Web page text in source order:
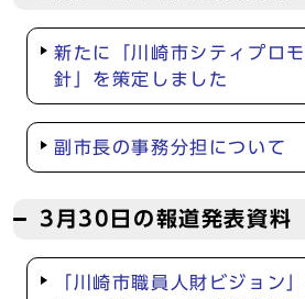
新たに「川崎市シティプロ
針」を策定しました
副市長の事務分担について
3月30日の報道発表資料
「川崎市職員人財ビジョン